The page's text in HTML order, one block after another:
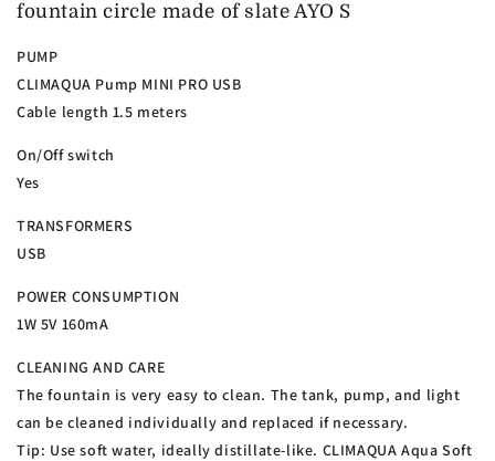
fountain circle made of slate AYO S
PUMP
CLIMAQUA Pump MINI PRO USB
Cable length 1.5 meters
On/Off switch
Yes
TRANSFORMERS
USB
POWER CONSUMPTION
1W 5V 160mA
CLEANING AND CARE
The fountain is very easy to clean. The tank, pump, and light
can be cleaned individually and replaced if necessary.
Tip: Use soft water, ideally distillate-like. CLIMAQUA Aqua Soft